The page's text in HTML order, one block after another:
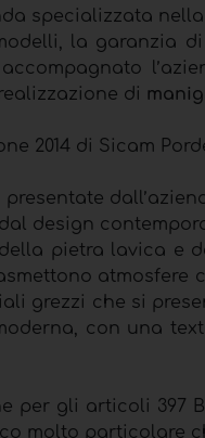
specializzata
la garanzia
di
2014 di Sicam
presentate
design
pietra lavica e
atmosfere
grezzi che si
con una
per gli articoli 397
molto particolare